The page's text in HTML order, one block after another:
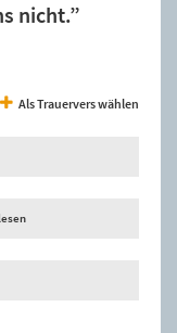
nicht.”
Als Trauervers wählen